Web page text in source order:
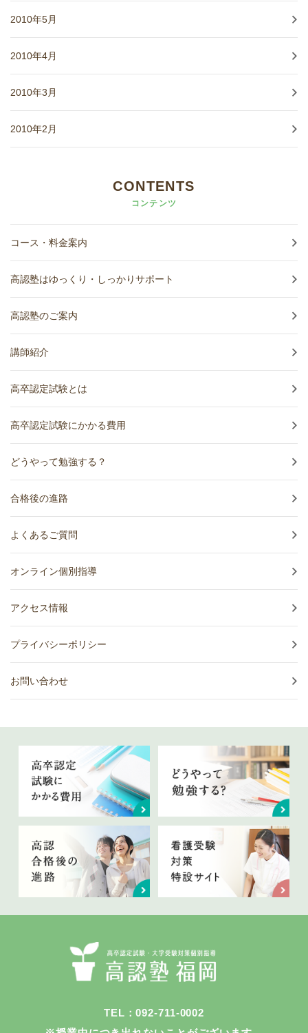
2010年5月
2010年4月
2010年3月
2010年2月
CONTENTS
コンテンツ
コース・料金案内
高認塾はゆっくり・しっかりサポート
高認塾のご案内
講師紹介
高卒認定試験とは
高卒認定試験にかかる費用
どうやって勉強する？
合格後の進路
よくあるご質問
オンライン個別指導
アクセス情報
プライバシーポリシー
お問い合わせ
TEL：092-711-0002